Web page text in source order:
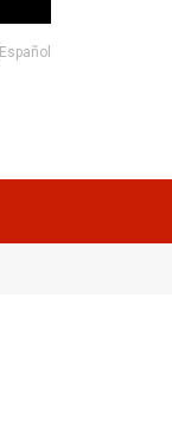
Español